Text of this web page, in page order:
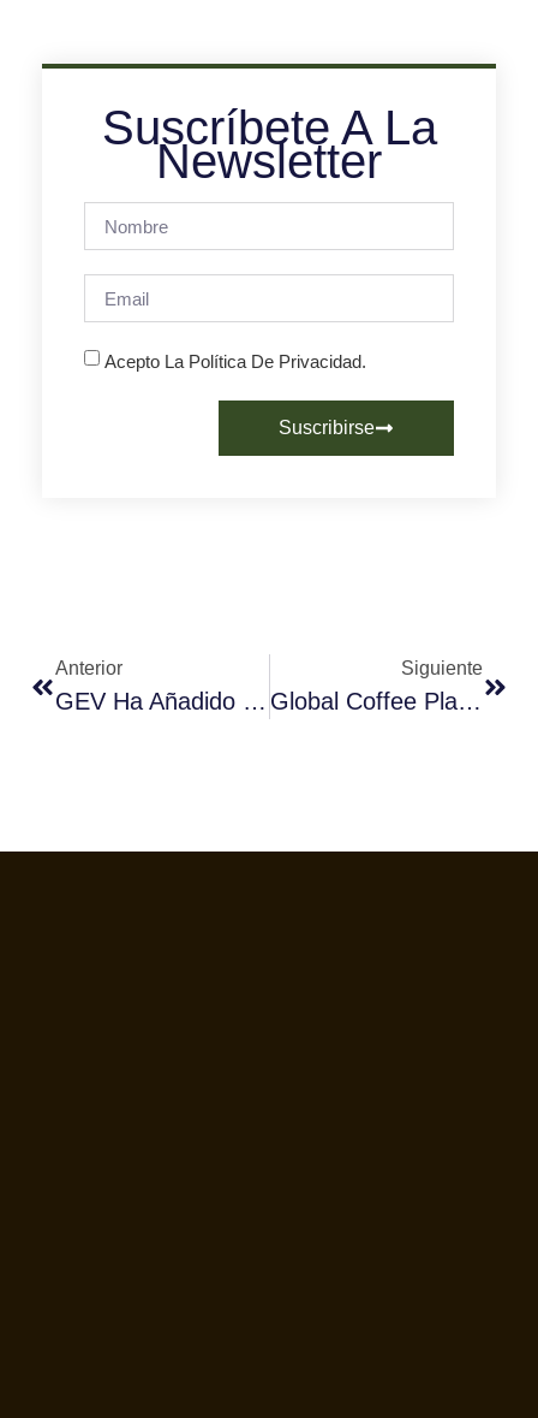
Suscríbete A La
Newsletter
Acepto La Política De Privacidad.
Suscribirse
Anterior
GEV Ha Añadido Con CREM Otra Marca De Welbilt A Su Cartera
Siguiente
Global Coffee Platform Convoca Una Consulta Mundial Para Sentar Las Bases De La Sostenibilidad Presente Y Futura Del Café